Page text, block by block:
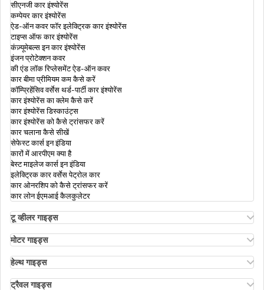
पैन कार्ड पात्रता: आयु, पात्रता और ज़रूरी दस्तावेज
पैन कार्ड अस्वीकृति
पैन कार्ड डिलीवरी स्थिति की जांच और ट्रैक कैसे करें?
पैन कार्ड धोखाधड़ी का कैसै पता लगाएं और दुरुपयोग की
सूचना कैसे दें?
कारोबार के लिए पैन कार्ड कैसे पाएं
सीएनजी कार इंश्योरेंस
कम्पेयर कार इंश्योरेंस
ऐड-ऑन कवर फॉर इलेक्ट्रिक कार इंश्योरेंस
टाइप्स ऑफ कार इंश्योरेंस
कंज़्यूमेबल्स इन कार इंश्योरेंस
इंजन प्रोटेक्शन कवर
की एंड लॉक रिप्लेसमेंट ऐड-ऑन कवर
कार बीमा प्रीमियम कम कैसे करें
कॉम्प्रिहेंसिव वर्सेस थर्ड-पार्टी कार इंश्योरेंस
कार इंश्योरेंस का क्लेम कैसे करें
कार इंश्योरेंस डिस्काउंट्स
कार इंश्योरेंस को कैसे ट्रांसफर करें
कार चलाना कैसे सीखें
सेफेस्ट कार्स इन इंडिया
कारों में आरपीएम क्या है
बेस्ट माइलेज कार्स इन इंडिया
इलेक्ट्रिक कार वर्सेस पेट्रोल कार
कार ओनरशिप को कैसे ट्रांसफर करें
कार लोन ईएमआई कैलकुलेटर
टू व्हीलर गाइड्स
अथर एनर्जी बाइक इंश्योरेंस
बाइक इंश्योरेंस फॉर 3 ईयर्स
कॉम्प्रिहेंसिव एंड थर्ड-पार्टी बाइक इंश्योरेंस
कैशलेस बाइक इंश्योरेंस
मोटर गाइड्स
मोटर इंश्योरेंस के प्रकार
रोडसाइड असिस्टेंस कवर
हेल्थ गाइड्स
एनआरआई पैरेंट्स के लिए हेल्थ इंश्योरेंस
ट्रैवल गाइड्स